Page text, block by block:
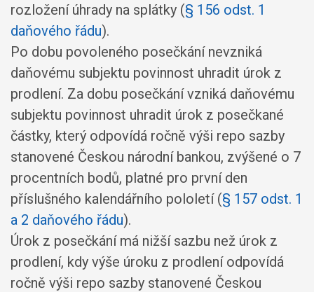
rozložení úhrady na splátky (§ 156 odst. 1
daňového řádu).
Po dobu povoleného posečkání nevzniká
daňovému subjektu povinnost uhradit úrok z
prodlení. Za dobu posečkání vzniká daňovému
subjektu povinnost uhradit úrok z posečkané
částky, který odpovídá ročně výši repo sazby
stanovené Českou národní bankou, zvýšené o 7
procentních bodů, platné pro první den
příslušného kalendářního pololetí (§ 157 odst. 1
a 2 daňového řádu).
Úrok z posečkání má nižší sazbu než úrok z
prodlení, kdy výše úroku z prodlení odpovídá
ročně výši repo sazby stanovené Českou